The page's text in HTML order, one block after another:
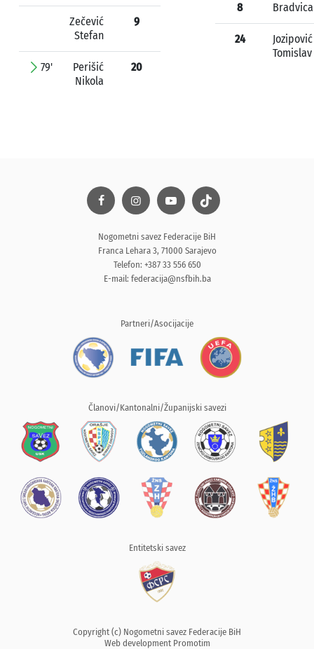
Zečević
Stefan
9
79'
Perišić
Nikola
20
8
24
Jozipović
Tomislav
Nogometni savez Federacije BiH
Franca Lehara 3, 71000 Sarajevo
Telefon: +387 33 556 650
E-mail: federacija@nsfbih.ba
Partneri/Asocijacije
Članovi/Kantonalni/Županijski savezi
Entitetski savez
Copyright (c) Nogometni savez Federacije BiH
Web development Promotim